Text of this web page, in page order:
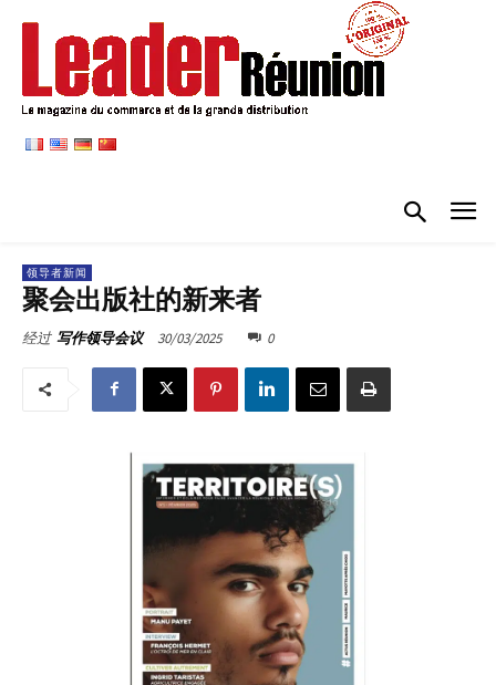
领导者新闻
聚会出版社的新来者
经过 写作领导会议 30/03/2025 0